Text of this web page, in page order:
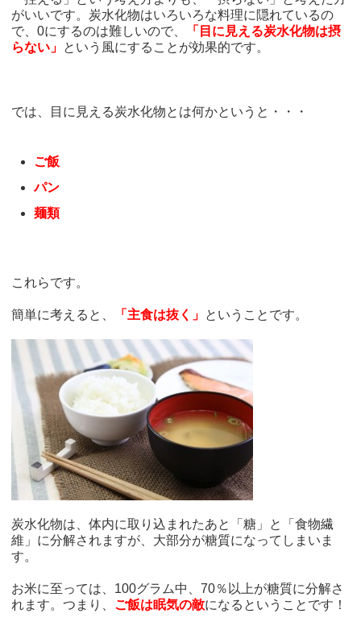
がいいです。炭水化物はいろいろな料理に隠れているの
で、0にするのは難しいので、
「目に見える炭水化物は摂
らない」 という風にすることが効果的です。
では、目に見える炭水化物とは何かというと・・・
ご飯
パン
麺類
これらです。
簡単に考えると、 「主食は抜く」 ということです。
炭水化物は、体内に取り込まれたあと「糖」と「食物繊
維」に分解されますが、大部分が糖質になってしまいま
す。
お米に至っては、100グラム中、70％以上が糖質に分解さ
れます。つまり、 ご飯は眠気の敵になるということです！